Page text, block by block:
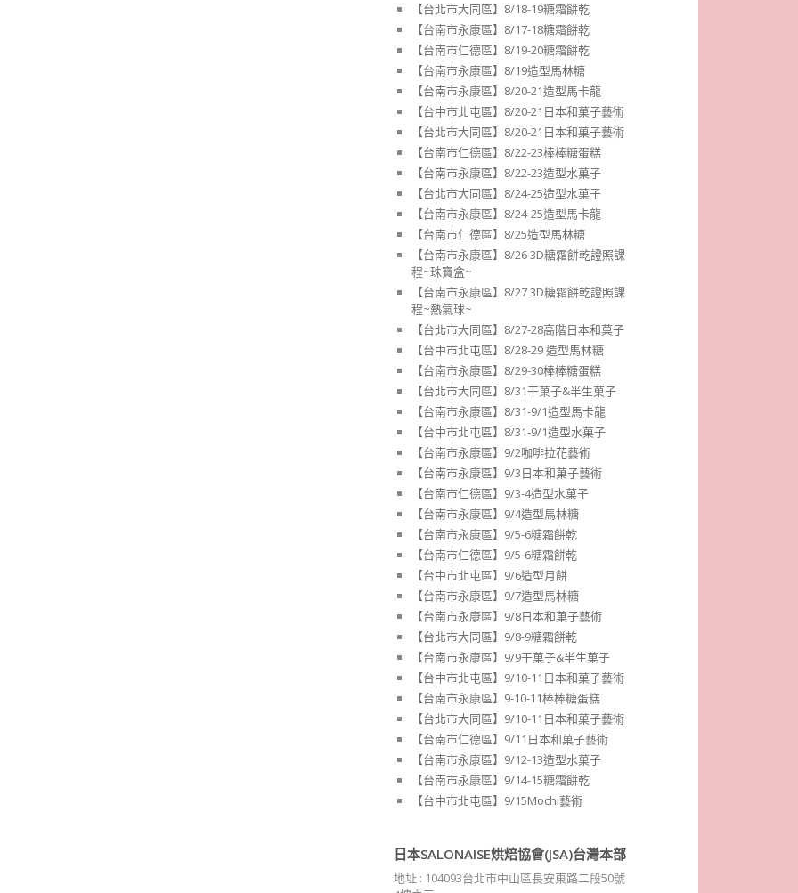
【台北市大同區】8/18-19糖霜餅乾
【台南市永康區】8/17-18糖霜餅乾
【台南市仁德區】8/19-20糖霜餅乾
【台南市永康區】8/19造型馬林糖
【台南市永康區】8/20-21造型馬卡龍
【台中市北屯區】8/20-21日本和菓子藝術
【台北市大同區】8/20-21日本和菓子藝術
【台南市仁德區】8/22-23棒棒糖蛋糕
【台南市永康區】8/22-23造型水菓子
【台北市大同區】8/24-25造型水菓子
【台南市永康區】8/24-25造型馬卡龍
【台南市仁德區】8/25造型馬林糖
【台南市永康區】8/26 3D糖霜餅乾證照課
程~珠寶盒~
【台南市永康區】8/27 3D糖霜餅乾證照課
程~熱氣球~
【台北市大同區】8/27-28高階日本和菓子
【台中市北屯區】8/28-29 造型馬林糖
【台南市永康區】8/29-30棒棒糖蛋糕
【台北市大同區】8/31干菓子&半生菓子
【台南市永康區】8/31-9/1造型馬卡龍
【台中市北屯區】8/31-9/1造型水菓子
【台南市永康區】9/2咖啡拉花藝術
【台南市永康區】9/3日本和菓子藝術
【台南市仁德區】9/3-4造型水菓子
【台南市永康區】9/4造型馬林糖
【台南市永康區】9/5-6糖霜餅乾
【台南市仁德區】9/5-6糖霜餅乾
【台中市北屯區】9/6造型月餅
【台南市永康區】9/7造型馬林糖
【台南市永康區】9/8日本和菓子藝術
【台北市大同區】9/8-9糖霜餅乾
【台南市永康區】9/9干菓子&半生菓子
【台中市北屯區】9/10-11日本和菓子藝術
【台南市永康區】9-10-11棒棒糖蛋糕
【台北市大同區】9/10-11日本和菓子藝術
【台南市仁德區】9/11日本和菓子藝術
【台南市永康區】9/12-13造型水菓子
【台南市永康區】9/14-15糖霜餅乾
【台中市北屯區】9/15Mochi藝術
日本SALONAISE烘焙協會(JSA)台灣本部
地址 : 104093台北市中山區長安東路二段50號